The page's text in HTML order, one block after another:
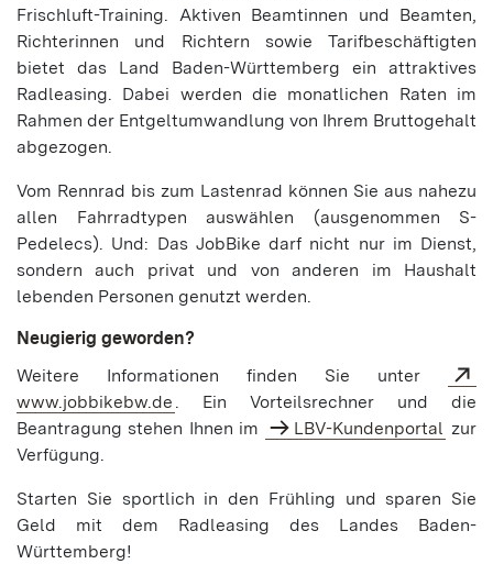
Frischluft-Training. Aktiven Beamtinnen und Beamten,
Richterinnen und Richtern sowie Tarifbeschäftigten
bietet das Land Baden-Württemberg ein attraktives
Radleasing. Dabei werden die monatlichen Raten im
Rahmen der Entgeltumwandlung von Ihrem Bruttogehalt
abgezogen.
Vom Rennrad bis zum Lastenrad können Sie aus nahezu
allen Fahrradtypen auswählen (ausgenommen S-
Pedelecs). Und: Das JobBike darf nicht nur im Dienst,
sondern auch privat und von anderen im Haushalt
lebenden Personen genutzt werden.
Neugierig geworden?
Weitere Informationen finden Sie unter
www.jobbikebw.de . Ein Vorteilsrechner und die
Beantragung stehen Ihnen im
LBV-Kundenportal zur
Verfügung.
Starten Sie sportlich in den Frühling und sparen Sie
Geld mit dem Radleasing des Landes Baden-
Württemberg!